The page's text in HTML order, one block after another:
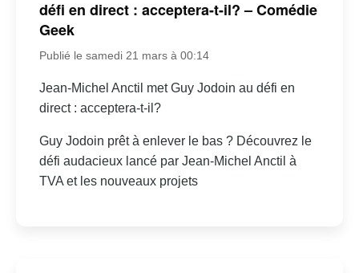
défi en direct : acceptera-t-il? – Comédie
Geek
Publié le samedi 21 mars à 00:14
Jean-Michel Anctil met Guy Jodoin au défi en
direct : acceptera-t-il?
Guy Jodoin prêt à enlever le bas ? Découvrez le
défi audacieux lancé par Jean-Michel Anctil à
TVA et les nouveaux projets